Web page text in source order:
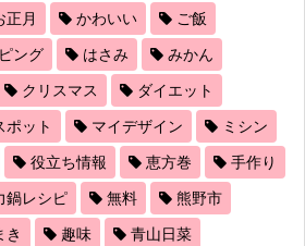
正月 かわいい ご飯
ング はさみ みかん
クリスマス ダイエット
ポット マイデザイン ミシン
役立ち情報 恵方巻 手作り
鍋レシピ 無料 熊野市
き 趣味 青山日菜